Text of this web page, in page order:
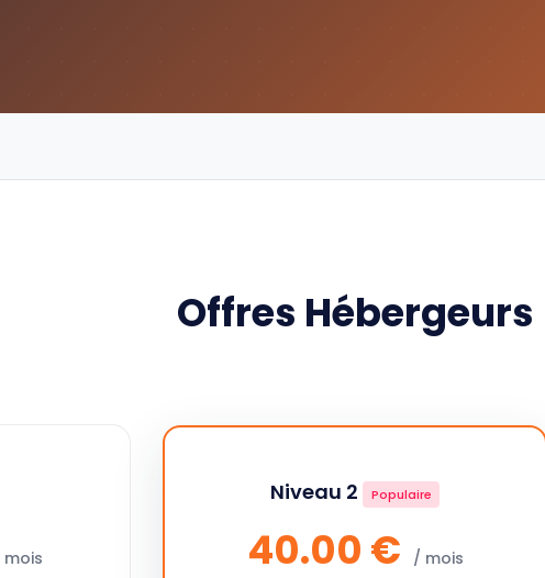
Offres Hébergeurs
Niveau 2 Populaire
40.00 € / mois